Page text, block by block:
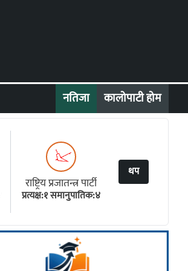
नतिजा कालोपाटी होम
राष्ट्रिय प्रजातन्त्र पार्टी
प्रत्यक्ष:१ समानुपातिक:४
थप